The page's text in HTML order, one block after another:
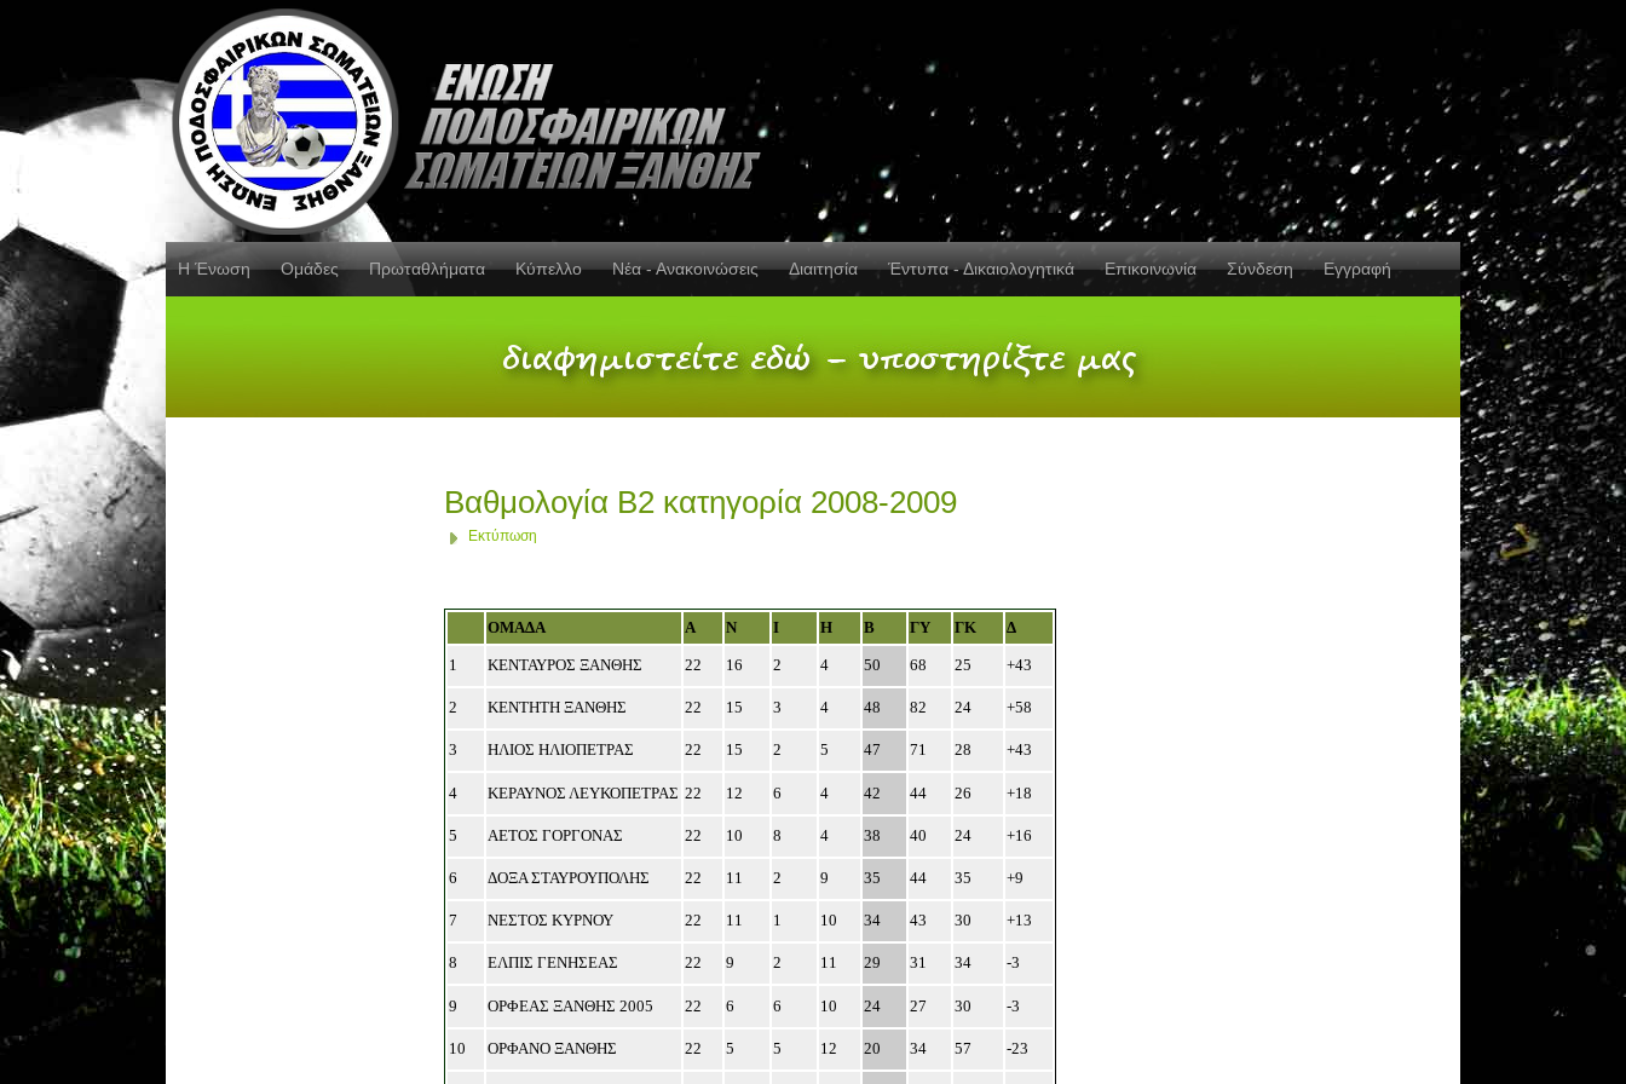
Η Ένωση Ομάδες Πρωταθλήματα Κύπελλο Νέα - Ανακοινώσεις Διαιτησία Έντυπα - Δικαιολογητικά Επικοινωνία Σύνδεση Εγγραφή
Βαθμολογία Β2 κατηγορία 2008-2009
Εκτύπωση
ΟΜΑΔΑ Α Ν Ι Η Β ΓΥ ΓΚ Δ
1 ΚΕΝΤΑΥΡΟΣ ΞΑΝΘΗΣ 22 16 2 4 50 68 25 +43
2 ΚΕΝΤΗΤΗ ΞΑΝΘΗΣ 22 15 3 4 48 82 24 +58
3 ΗΛΙΟΣ ΗΛΙΟΠΕΤΡΑΣ 22 15 2 5 47 71 28 +43
4 ΚΕΡΑΥΝΟΣ ΛΕΥΚΟΠΕΤΡΑΣ 22 12 6 4 42 44 26 +18
5 ΑΕΤΟΣ ΓΟΡΓΟΝΑΣ 22 10 8 4 38 40 24 +16
6 ΔΟΞΑ ΣΤΑΥΡΟΥΠΟΛΗΣ 22 11 2 9 35 44 35 +9
7 ΝΕΣΤΟΣ ΚΥΡΝΟΥ 22 11 1 10 34 43 30 +13
8 ΕΛΠΙΣ ΓΕΝΗΣΕΑΣ 22 9 2 11 29 31 34 -3
9 ΟΡΦΕΑΣ ΞΑΝΘΗΣ 2005 22 6 6 10 24 27 30 -3
10 ΟΡΦΑΝΟ ΞΑΝΘΗΣ 22 5 5 12 20 34 57 -23